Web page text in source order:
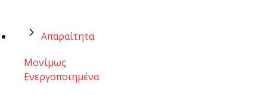
Απαραίτητα
Μονίμως
Ενεργοποιημένα